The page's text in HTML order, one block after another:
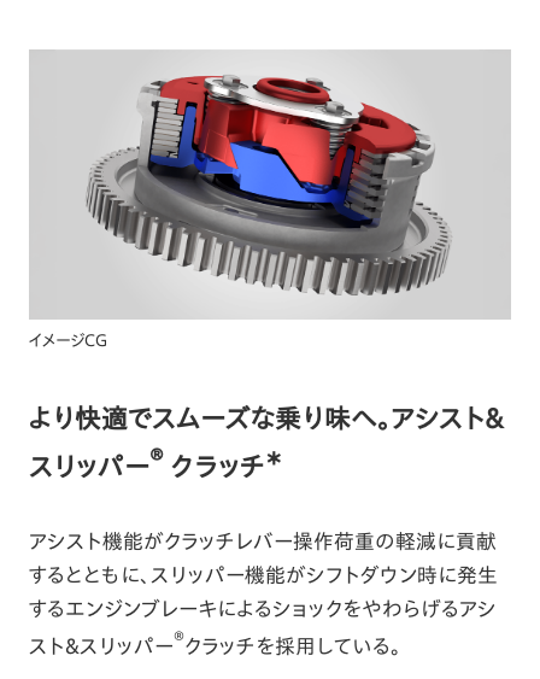
イメージCG
より快適でスムーズな乗り味へ。アシスト＆
スリッパー® クラッチ＊
アシスト機能がクラッチレバー操作荷重の軽減に貢献
するとともに、スリッパー機能がシフトダウン時に発生
するエンジンブレーキによるショックをやわらげるアシ
スト&スリッパー®クラッチを採用している。